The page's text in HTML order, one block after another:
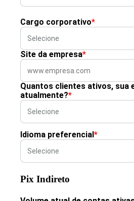
Cargo corporativo*
Site da empresa*
Quantos clientes ativos, sua
atualmente?*
Idioma preferencial*
Pix Indireto